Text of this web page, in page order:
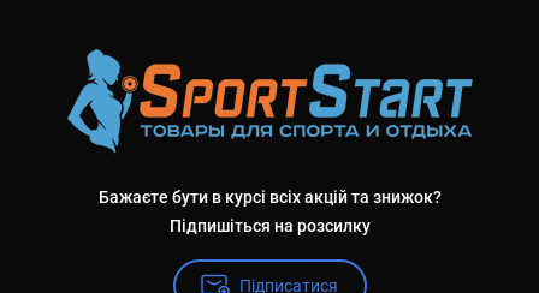
Бажаєте бути в курсі всіх акцій та знижок?
Підпишіться на розсилку
Підписатися